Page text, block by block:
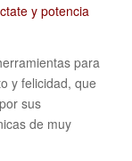
y potencia
para
y felicidad, que
sus
de muy